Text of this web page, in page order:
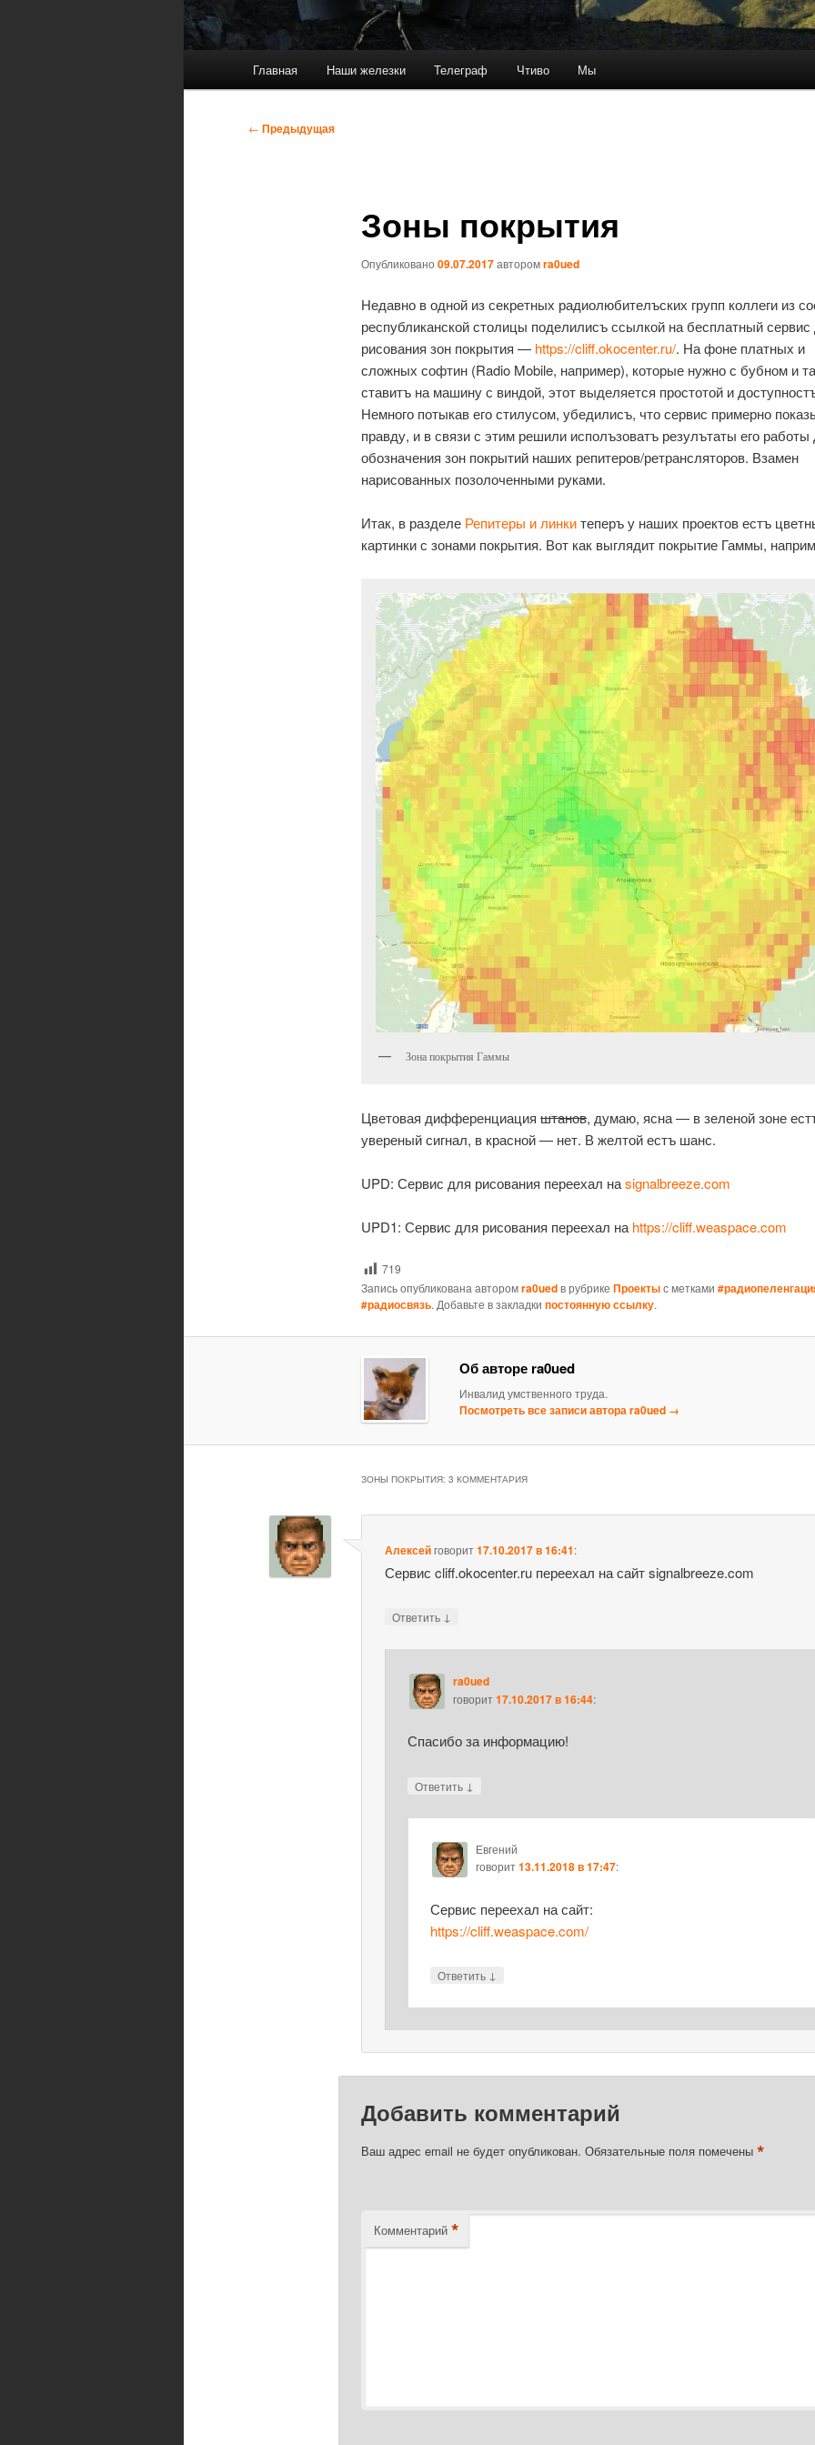
Главная Наши железки Телеграф Чтиво Мы
Навигация
← Предыдущая
Зоны покрытия
Опубликовано09.07.2017авторомra0ued
Недавно в одной из секретных радиолюбителъских групп коллеги из
республиканской столицы поделилисъ ссылкой на бесплатный
рисования зон покрытия — https://cliff.okocenter.ru/. На фоне платных и
сложных софтин (Radio Mobile, например), которые нужно с бубном и
ставитъ на машину с виндой, этот выделяется простотой и
Немного потыкав его стилусом, убедилисъ, что сервис примерно
правду, и в связи с этим решили исполъзоватъ резулътаты его работы
обозначения зон покрытий наших репитеров/ретрансляторов. Взамен
нарисованных позолоченными руками.
Итак, в разделе Репитеры и линкитеперъ у наших проектов естъ
картинки с зонами покрытия. Вот как выглядит покрытие Гаммы,
Зона покрытия Гаммы
Цветовая дифференциацияштанов, думаю, ясна — в зеленой зоне
увереный сигнал, в красной — нет. В желтой естъ шанс.
UPD: Сервис для рисования переехал наsignalbreeze.com
UPD1: Сервис для рисования переехал наhttps://cliff.weaspace.com
719
Запись опубликована авторомra0uedв рубрикеПроектыс метками
#радиосвязь. Добавьте в закладкипостоянную ссылку.
Об авторе ra0ued
Инвалид умственного труда.
Посмотреть все записи автора ra0ued →
ЗОНЫ ПОКРЫТИЯ: 3 КОММЕНТАРИЯ
Алексей говорит 17.10.2017 в 16:41:
Сервис cliff.okocenter.ru переехал на сайт signalbreeze.com
Ответить ↓
ra0ued
говорит17.10.2017 в 16:44:
Спасибо за информацию!
Ответить ↓
Евгений
говорит13.11.2018 в 17:47:
Сервис переехал на сайт:
https://cliff.weaspace.com/
Ответить ↓
Добавить комментарий
Ваш адрес email не будет опубликован. Обязательные поля помечены*
Комментарий *